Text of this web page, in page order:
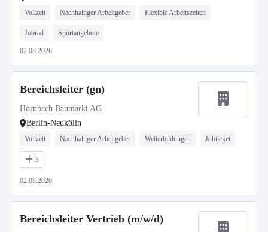
Vollzeit Nachhaltiger Arbeitgeber Flexible Arbeitszeiten
Jobrad Sportangebote
02.08.2026
Bereichsleiter (gn)
Hornbach Baumarkt AG
Berlin-Neukölln
Vollzeit Nachhaltiger Arbeitgeber Weiterbildungen Jobticket
3
02.08.2026
Bereichsleiter Vertrieb (m/w/d)